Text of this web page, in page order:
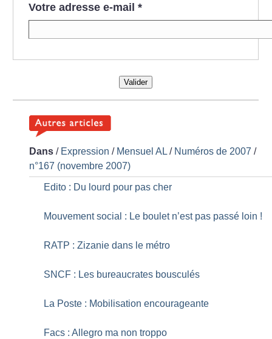
Votre adresse e-mail *
Valider
Dans / Expression / Mensuel AL / Numéros de 2007 /
n°167 (novembre 2007)
Edito : Du lourd pour pas cher
Mouvement social : Le boulet n’est pas passé loin !
RATP : Zizanie dans le métro
SNCF : Les bureaucrates bousculés
La Poste : Mobilisation encourageante
Facs : Allegro ma non troppo